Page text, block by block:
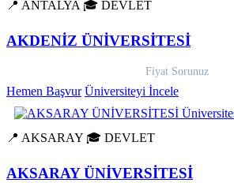
📍 ANTALYA 🎓 DEVLET
AKDENİZ ÜNİVERSİTESİ
Fiyat Sorunuz
Hemen Başvur Üniversiteyi İncele
📍 AKSARAY 🎓 DEVLET
AKSARAY ÜNİVERSİTESİ